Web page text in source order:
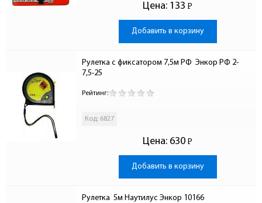
Цена: 133 Р
-
Добавить в корзину
Рулетка с фиксатором 7,5м РФ  Энкор РФ 2-
7,5-25
Рейтинг:
Код: 6827
Цена: 630 Р
-
Добавить в корзину
Рулетка  5м Наутилус Энкор 10166